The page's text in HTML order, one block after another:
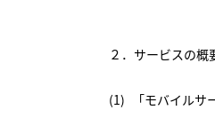
２．サービスの概
(1)
「モバイル